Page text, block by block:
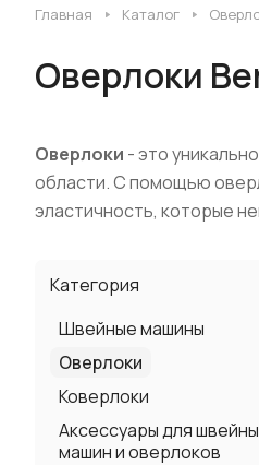
Главная Каталог
Оверлоки
Оверлоки - это
области. С помощью
эластичность, которые
Категория
Швейные машины
Оверлоки
Коверлоки
Аксессуары для
машин и оверлоков